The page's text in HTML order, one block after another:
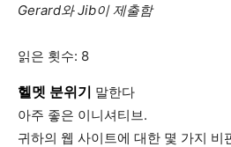
Gerard와 Jib이 제출함
읽은 횟수: 8
헬멧 분위기 말한다
아주 좋은 이니셔티브.
귀하의 웹 사이트에 대한 몇 가지 비